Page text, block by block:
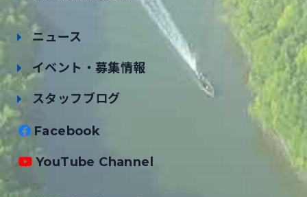
ニュース
イベント・募集情報
スタッフブログ
Facebook
YouTube Channel